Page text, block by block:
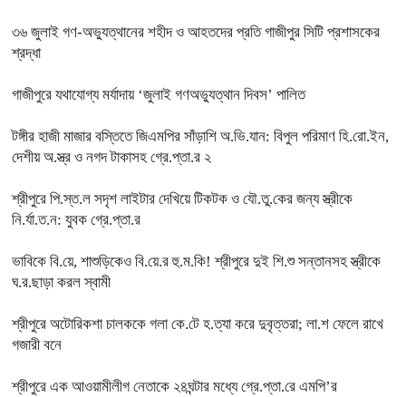
৩৬ জুলাই গণ-অভ্যুত্থানের শহীদ ও আহতদের প্রতি গাজীপুর সিটি প্রশাসকের
শ্রদ্ধা
গাজীপুরে যথাযোগ্য মর্যাদায় ‘জুলাই গণঅভ্যুত্থান দিবস’ পালিত
টঙ্গীর হাজী মাজার বস্তিতে জিএমপির সাঁড়াশি অ.ভি.যান: বিপুল পরিমাণ হি.রো.ইন,
দেশীয় অ.স্ত্র ও নগদ টাকাসহ গ্রে.প্তা.র ২
শ্রীপুরে পি.স্ত.ল সদৃশ লাইটার দেখিয়ে টিকটক ও যৌ.তু.কের জন্য স্ত্রীকে
নি.র্যা.ত.ন: যুবক গ্রে.প্তা.র
ভাবিকে বি.য়ে, শাশুড়িকেও বি.য়ে.র হু.ম.কি! শ্রীপুরে দুই শি.শু সন্তানসহ স্ত্রীকে
ঘ.র.ছাড়া করল স্বামী
শ্রীপুরে অটোরিকশা চালককে গলা কে.টে হ.ত্যা করে দুবৃত্তরা; লা.শ ফেলে রাখে
গজারী বনে
শ্রীপুরে এক আওয়ামীলীগ নেতাকে ২৪ঘন্টার মধ্যে গ্রে.প্তা.রে এমপি’র